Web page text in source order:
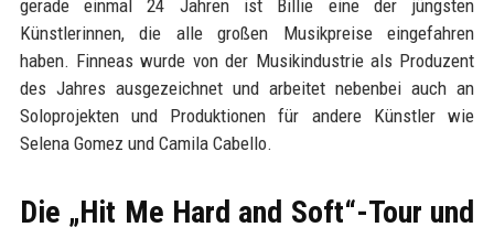
gerade einmal 24 Jahren ist Billie eine der jüngsten
Künstlerinnen, die alle großen Musikpreise eingefahren
haben. Finneas wurde von der Musikindustrie als Produzent
des Jahres ausgezeichnet und arbeitet nebenbei auch an
Soloprojekten und Produktionen für andere Künstler wie
Selena Gomez und Camila Cabello.
Die „Hit Me Hard and Soft“-Tour und